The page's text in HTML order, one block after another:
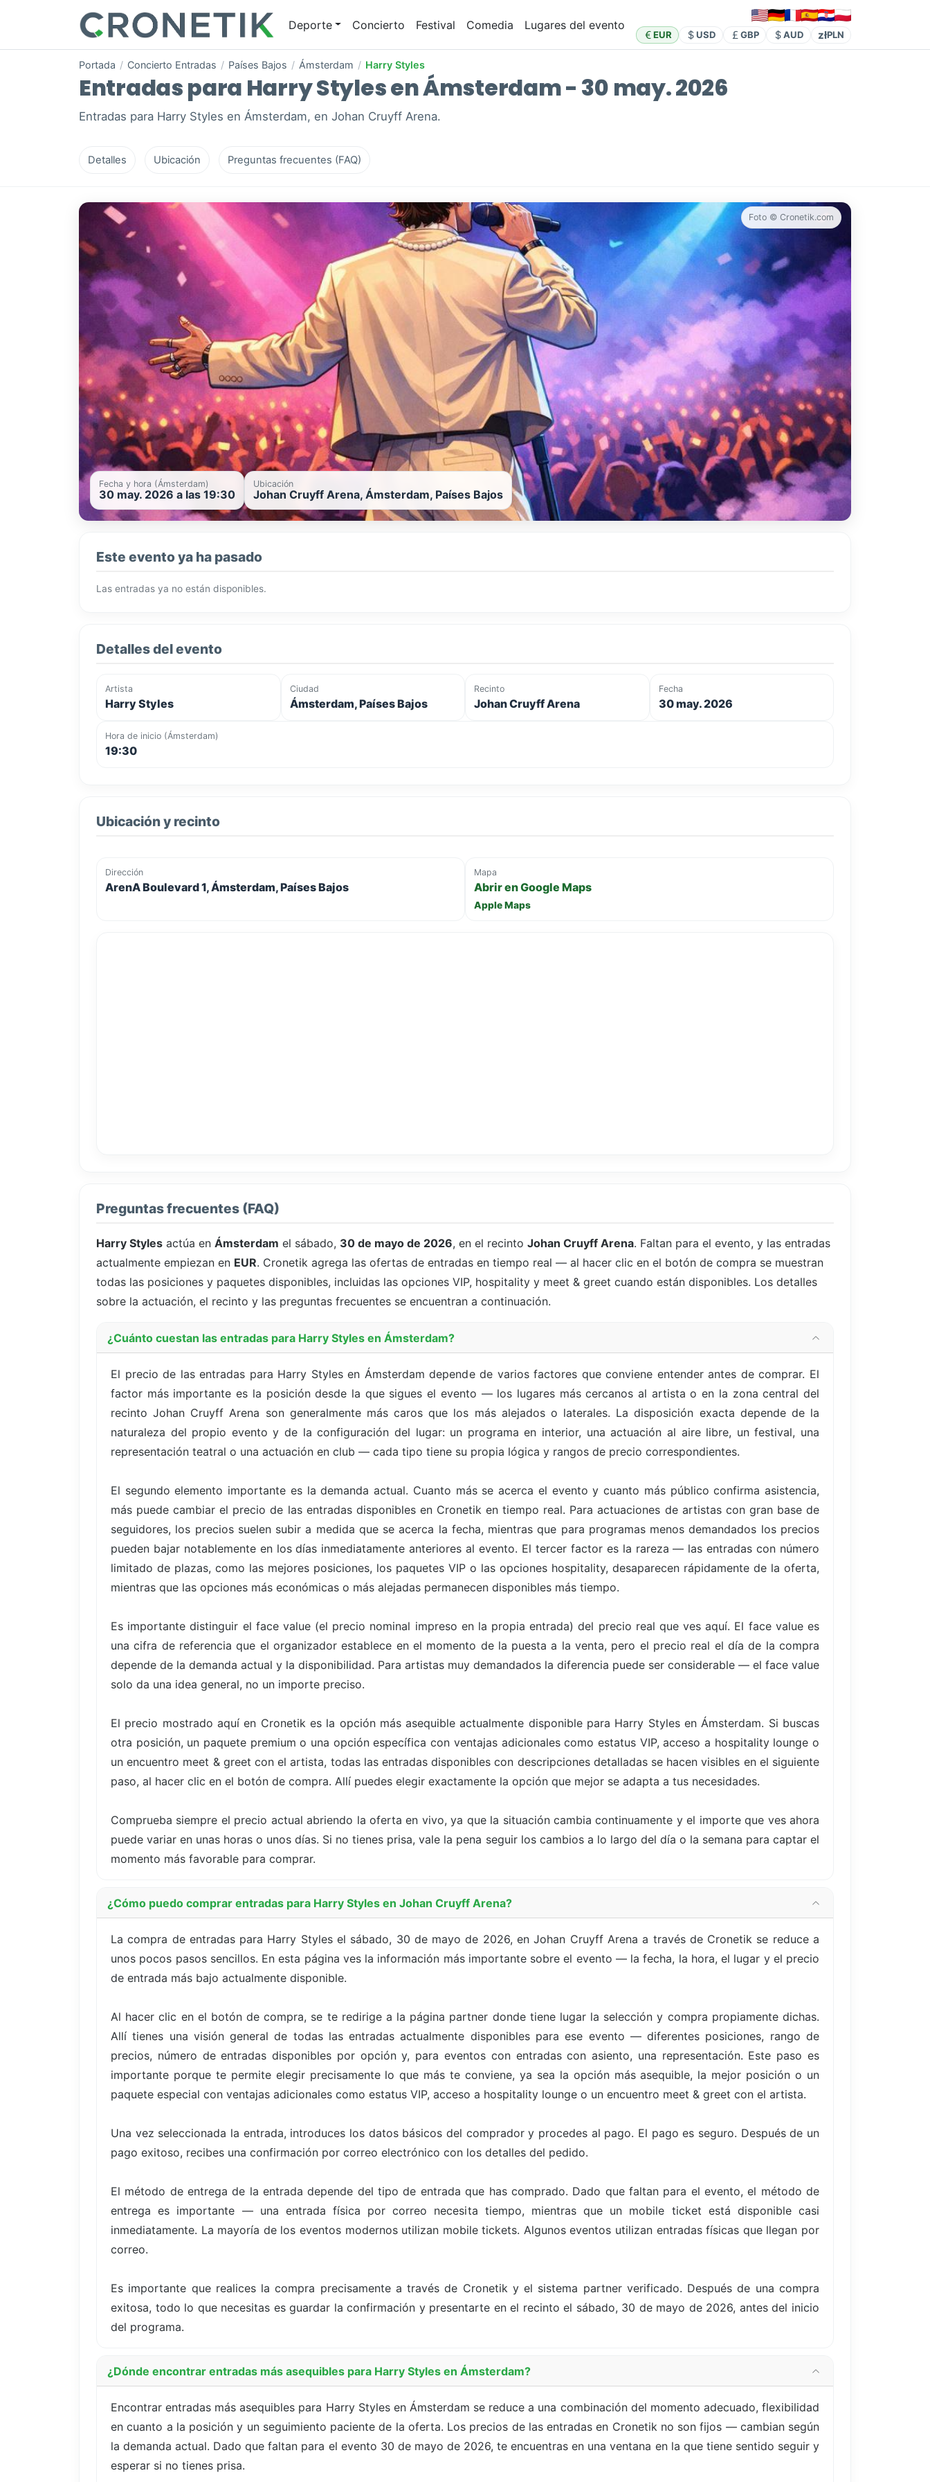
Deporte Concierto Festival Comedia Lugares del evento
EUR USD GBP AUD złPLN
Portada / Concierto Entradas / Países Bajos / Ámsterdam / Harry Styles
Entradas para Harry Styles en Ámsterdam - 30 may. 2026
Entradas para Harry Styles en Ámsterdam, en Johan Cruyff Arena.
Detalles Ubicación Preguntas frecuentes (FAQ)
Foto © Cronetik.com
Fecha y hora (Ámsterdam)
30 may. 2026 a las 19:30
Ubicación
Johan Cruyff Arena, Ámsterdam, Países Bajos
Este evento ya ha pasado
Las entradas ya no están disponibles.
Detalles del evento
Artista
Harry Styles
Ciudad
Ámsterdam, Países Bajos
Recinto
Johan Cruyff Arena
Fecha
30 may. 2026
Hora de inicio (Ámsterdam)
19:30
Ubicación y recinto
Dirección
ArenA Boulevard 1, Ámsterdam, Países Bajos
Mapa
Abrir en Google Maps
Apple Maps
Preguntas frecuentes (FAQ)
Harry Styles actúa en Ámsterdam el sábado, 30 de mayo de 2026, en el recinto Johan Cruyff Arena. Faltan para el evento, y las entradas
actualmente empiezan en EUR. Cronetik agrega las ofertas de entradas en tiempo real — al hacer clic en el botón de compra se muestran
todas las posiciones y paquetes disponibles, incluidas las opciones VIP, hospitality y meet & greet cuando están disponibles. Los detalles
sobre la actuación, el recinto y las preguntas frecuentes se encuentran a continuación.
¿Cuánto cuestan las entradas para Harry Styles en Ámsterdam?
El precio de las entradas para Harry Styles en Ámsterdam depende de varios factores que conviene entender antes de comprar. El
factor más importante es la posición desde la que sigues el evento — los lugares más cercanos al artista o en la zona central del
recinto Johan Cruyff Arena son generalmente más caros que los más alejados o laterales. La disposición exacta depende de la
naturaleza del propio evento y de la configuración del lugar: un programa en interior, una actuación al aire libre, un festival, una
representación teatral o una actuación en club — cada tipo tiene su propia lógica y rangos de precio correspondientes.
El segundo elemento importante es la demanda actual. Cuanto más se acerca el evento y cuanto más público confirma asistencia,
más puede cambiar el precio de las entradas disponibles en Cronetik en tiempo real. Para actuaciones de artistas con gran base de
seguidores, los precios suelen subir a medida que se acerca la fecha, mientras que para programas menos demandados los precios
pueden bajar notablemente en los días inmediatamente anteriores al evento. El tercer factor es la rareza — las entradas con número
limitado de plazas, como las mejores posiciones, los paquetes VIP o las opciones hospitality, desaparecen rápidamente de la oferta,
mientras que las opciones más económicas o más alejadas permanecen disponibles más tiempo.
Es importante distinguir el face value (el precio nominal impreso en la propia entrada) del precio real que ves aquí. El face value es
una cifra de referencia que el organizador establece en el momento de la puesta a la venta, pero el precio real el día de la compra
depende de la demanda actual y la disponibilidad. Para artistas muy demandados la diferencia puede ser considerable — el face value
solo da una idea general, no un importe preciso.
El precio mostrado aquí en Cronetik es la opción más asequible actualmente disponible para Harry Styles en Ámsterdam. Si buscas
otra posición, un paquete premium o una opción específica con ventajas adicionales como estatus VIP, acceso a hospitality lounge o
un encuentro meet & greet con el artista, todas las entradas disponibles con descripciones detalladas se hacen visibles en el siguiente
paso, al hacer clic en el botón de compra. Allí puedes elegir exactamente la opción que mejor se adapta a tus necesidades.
Comprueba siempre el precio actual abriendo la oferta en vivo, ya que la situación cambia continuamente y el importe que ves ahora
puede variar en unas horas o unos días. Si no tienes prisa, vale la pena seguir los cambios a lo largo del día o la semana para captar el
momento más favorable para comprar.
¿Cómo puedo comprar entradas para Harry Styles en Johan Cruyff Arena?
La compra de entradas para Harry Styles el sábado, 30 de mayo de 2026, en Johan Cruyff Arena a través de Cronetik se reduce a
unos pocos pasos sencillos. En esta página ves la información más importante sobre el evento — la fecha, la hora, el lugar y el precio
de entrada más bajo actualmente disponible.
Al hacer clic en el botón de compra, se te redirige a la página partner donde tiene lugar la selección y compra propiamente dichas.
Allí tienes una visión general de todas las entradas actualmente disponibles para ese evento — diferentes posiciones, rango de
precios, número de entradas disponibles por opción y, para eventos con entradas con asiento, una representación. Este paso es
importante porque te permite elegir precisamente lo que más te conviene, ya sea la opción más asequible, la mejor posición o un
paquete especial con ventajas adicionales como estatus VIP, acceso a hospitality lounge o un encuentro meet & greet con el artista.
Una vez seleccionada la entrada, introduces los datos básicos del comprador y procedes al pago. El pago es seguro. Después de un
pago exitoso, recibes una confirmación por correo electrónico con los detalles del pedido.
El método de entrega de la entrada depende del tipo de entrada que has comprado. Dado que faltan para el evento, el método de
entrega es importante — una entrada física por correo necesita tiempo, mientras que un mobile ticket está disponible casi
inmediatamente. La mayoría de los eventos modernos utilizan mobile tickets. Algunos eventos utilizan entradas físicas que llegan por
correo.
Es importante que realices la compra precisamente a través de Cronetik y el sistema partner verificado. Después de una compra
exitosa, todo lo que necesitas es guardar la confirmación y presentarte en el recinto el sábado, 30 de mayo de 2026, antes del inicio
del programa.
¿Dónde encontrar entradas más asequibles para Harry Styles en Ámsterdam?
Encontrar entradas más asequibles para Harry Styles en Ámsterdam se reduce a una combinación del momento adecuado, flexibilidad
en cuanto a la posición y un seguimiento paciente de la oferta. Los precios de las entradas en Cronetik no son fijos — cambian según
la demanda actual. Dado que faltan para el evento 30 de mayo de 2026, te encuentras en una ventana en la que tiene sentido seguir y
esperar si no tienes prisa.